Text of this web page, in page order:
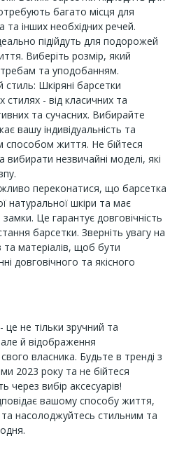
багато місця для
та інших необхідних речей.
підійдуть для подорожей
Виберіть розмір, який
та уподобанням.
стиль: Шкіряні барсетки
стилях - від класичних та
та сучасних. Вибирайте
вашу індивідуальність та
способом життя. Не бійтеся
незвичайні моделі, які
переконатися, що барсетка
натуральної шкіри та має
Це гарантує довговічність
барсетки. Зверніть увагу на
та матеріалів, щоб бути
довговічного та якісного
це не тільки зручний та
й відображення
власника. Будьте в тренді з
2023 року та не бійтеся
через вибір аксесуарів!
вашому способу життя,
насолоджуйтесь стильним та